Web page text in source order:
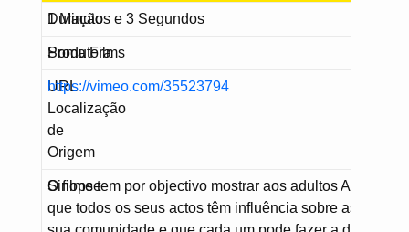
Duração
1 Minutos e 3 Segundos
Produtora
Soma Films
URL
Localização
de
Origem
https://vimeo.com/35523794
Sinopse
O filme tem por objectivo mostrar aos adultos
que todos os seus actos têm influência sobre as